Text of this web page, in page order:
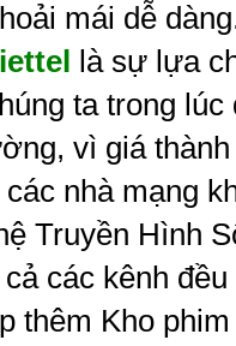
mái dễ
là sự lựa
ta trong lúc
vì giá
nhà mạng
Truyền Hình
các kênh
thêm Kho